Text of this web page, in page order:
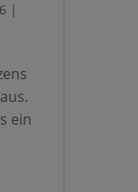
|
ein